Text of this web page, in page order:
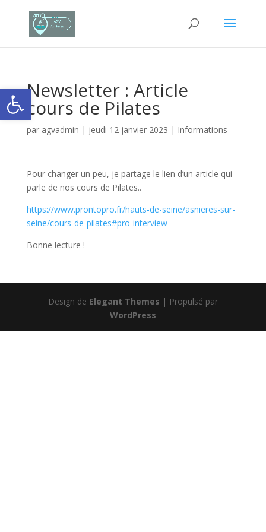
Ouvrir la barre d’outils
Newsletter : Article
cours de Pilates
par agvadmin | jeudi 12 janvier 2023 | Informations
Pour changer un peu, je partage le lien d’un article qui
parle de nos cours de Pilates..
https://www.prontopro.fr/hauts-de-seine/asnieres-sur-
seine/cours-de-pilates#pro-interview
Bonne lecture !
Design de Elegant Themes | Propulsé par
WordPress